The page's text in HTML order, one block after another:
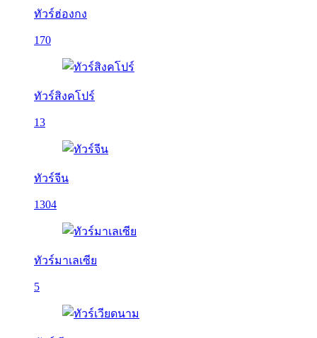
ทัวร์ฮ่องกง
170
ทัวร์สิงคโปร์
13
ทัวร์จีน
1304
ทัวร์มาเลเซีย
5